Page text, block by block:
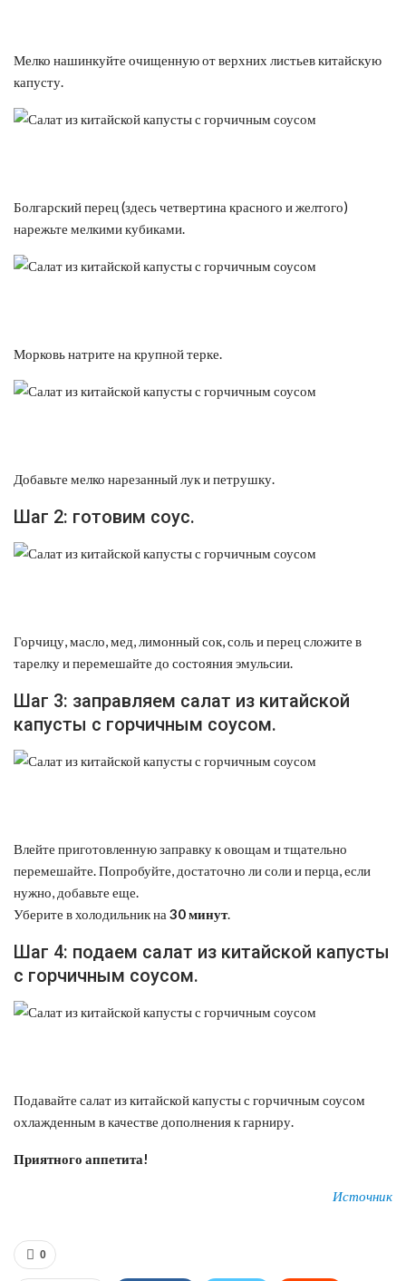
Мелко нашинкуйте очищенную от верхних листьев китайскую
капусту.
Болгарский перец (здесь четвертина красного и желтого)
нарежьте мелкими кубиками.
Морковь натрите на крупной терке.
Добавьте мелко нарезанный лук и петрушку.
Шаг 2: готовим соус.
Горчицу, масло, мед, лимонный сок, соль и перец сложите в
тарелку и перемешайте до состояния эмульсии.
Шаг 3: заправляем салат из китайской
капусты с горчичным соусом.
Влейте приготовленную заправку к овощам и тщательно
перемешайте. Попробуйте, достаточно ли соли и перца, если
нужно, добавьте еще.
Уберите в холодильник на 30 минут.
Шаг 4: подаем салат из китайской капусты
с горчичным соусом.
Подавайте салат из китайской капусты с горчичным соусом
охлажденным в качестве дополнения к гарниру.
Приятного аппетита!
Источник
0